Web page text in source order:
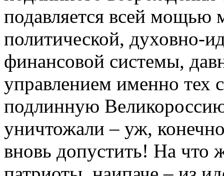
подавляется всей мощью
политической, духовно-
финансовой системы,
управлением именно тех
подлинную
уничтожали – уж,
вновь допустить! На что